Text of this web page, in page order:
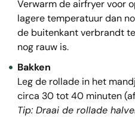
Verwarm de airfryer voor
lagere temperatuur dan
de buitenkant verbrandt
nog rauw is.
Bakken
Leg de rollade in het
circa 30 tot 40 minuten
Tip: Draai de rollade